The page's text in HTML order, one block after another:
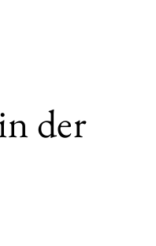
der